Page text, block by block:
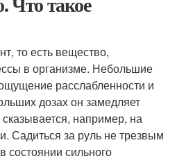
то есть вещество,
в организме. Небольшие
расслабленности и
дозах он замедляет
например, на
Садиться за руль не трезвым
состоянии сильного